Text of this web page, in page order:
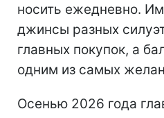
носить ежедневно.
джинсы разных
главных покупок, а
одним из самых
Осенью 2026 года